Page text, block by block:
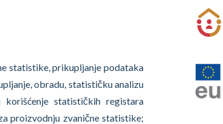
statistike, prikupljanje podataka
obradu, statističku analizu
korišćenje statističkih registara
proizvodnju zvanične statistike;